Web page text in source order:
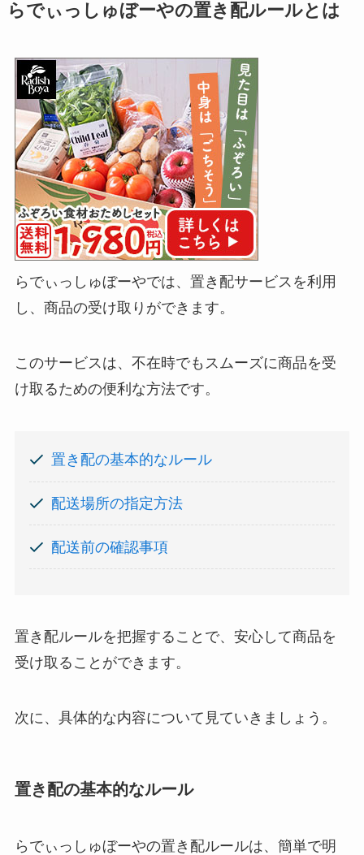
らでぃっしゅぼーやの置き配ルールとは
らでぃっしゅぼーやでは、置き配サービスを利用
し、商品の受け取りができます。
このサービスは、不在時でもスムーズに商品を受
け取るための便利な方法です。
置き配の基本的なルール
配送場所の指定方法
配送前の確認事項
置き配ルールを把握することで、安心して商品を
受け取ることができます。
次に、具体的な内容について見ていきましょう。
置き配の基本的なルール
らでぃっしゅぼーやの置き配ルールは、簡単で明